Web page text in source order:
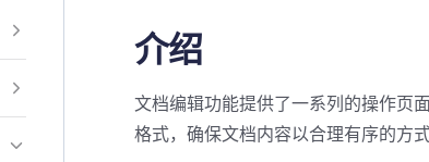
介绍
文档编辑功能提供了一系列的操作页
格式，确保文档内容以合理有序的方式